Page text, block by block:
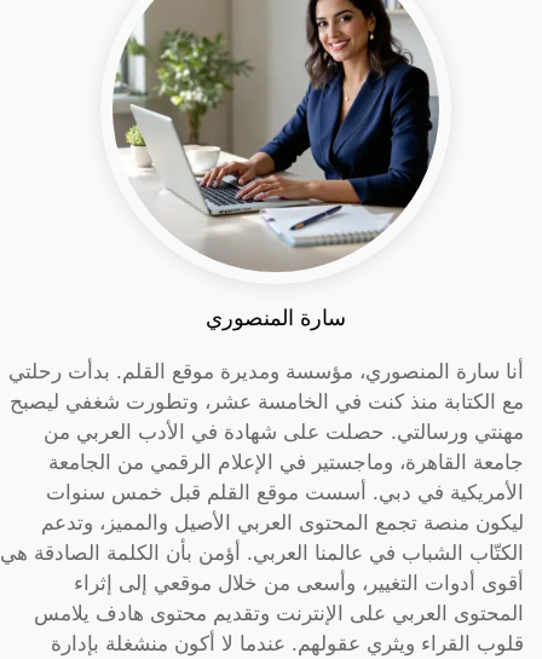
سارة المنصوري
أنا سارة المنصوري، مؤسسة ومديرة موقع القلم. بدأت رحلتي
مع الكتابة منذ كنت في الخامسة عشر، وتطورت شغفي ليصبح
مهنتي ورسالتي. حصلت على شهادة في الأدب العربي من
جامعة القاهرة، وماجستير في الإعلام الرقمي من الجامعة
الأمريكية في دبي. أسست موقع القلم قبل خمس سنوات
ليكون منصة تجمع المحتوى العربي الأصيل والمميز، وتدعم
الكتّاب الشباب في عالمنا العربي. أؤمن بأن الكلمة الصادقة هي
أقوى أدوات التغيير، وأسعى من خلال موقعي إلى إثراء
المحتوى العربي على الإنترنت وتقديم محتوى هادف يلامس
قلوب القراء ويثري عقولهم. عندما لا أكون منشغلة بإدارة